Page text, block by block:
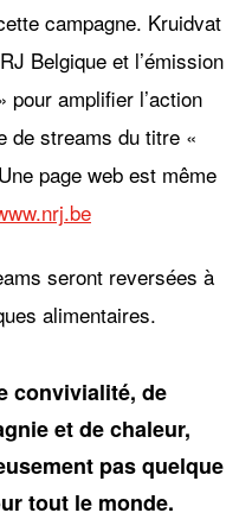
campagne. Kruidvat
Belgique et l’émission
pour amplifier l’action
de streams du titre «
page web est même
seront reversées à
alimentaires.
convivialité, de
et de chaleur,
pas quelque
tout le monde.